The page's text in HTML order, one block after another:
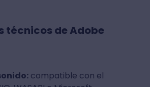
técnicos de Adobe
compatible con el